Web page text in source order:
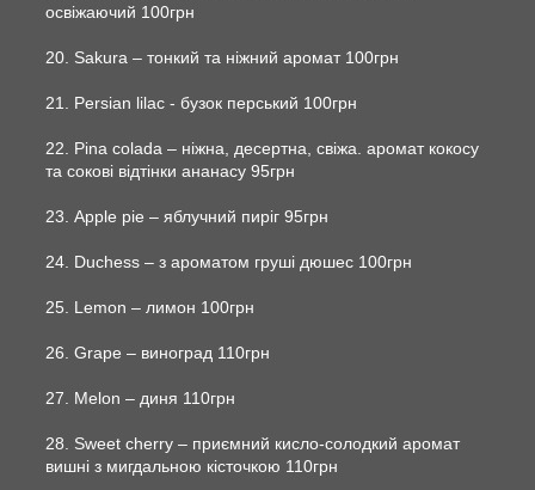
освіжаючий 100грн
20. Sakura – тонкий та ніжний аромат 100грн
21. Persian lilac - бузок перський 100грн
22. Pina colada – ніжна, десертна, свіжа. аромат кокосу
та сокові відтінки ананасу 95грн
23. Apple pie – яблучний пиріг 95грн
24. Duchess – з ароматом груші дюшес 100грн
25. Lemon – лимон 100грн
26. Grape – виноград 110грн
27. Melon – диня 110грн
28. Sweet cherry – приємний кисло-солодкий аромат
вишні з мигдальною кісточкою 110грн